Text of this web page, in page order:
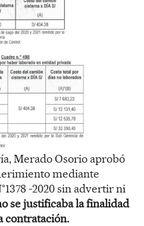
Merado Osorio aprobó
mediante
-2020 sin advertir ni
se justificaba la finalidad
contratación.